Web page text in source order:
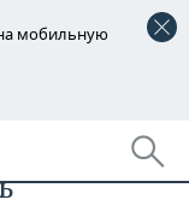
мобильную